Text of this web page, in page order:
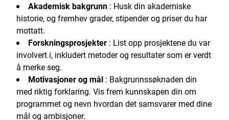
Akademisk bakgrunn : Husk din akademiske
historie, og fremhev grader, stipender og priser du har
mottatt.
Forskningsprosjekter : List opp prosjektene du var
involvert i, inkludert metoder og resultater som er verdt
å merke seg.
Motivasjoner og mål : Bakgrunnssøknaden din
med riktig forklaring. Vis frem kunnskapen din om
programmet og nevn hvordan det samsvarer med dine
mål og ambisjoner.